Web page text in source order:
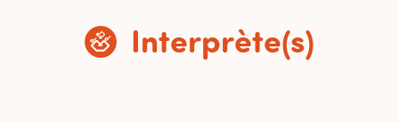
Interprète(s)